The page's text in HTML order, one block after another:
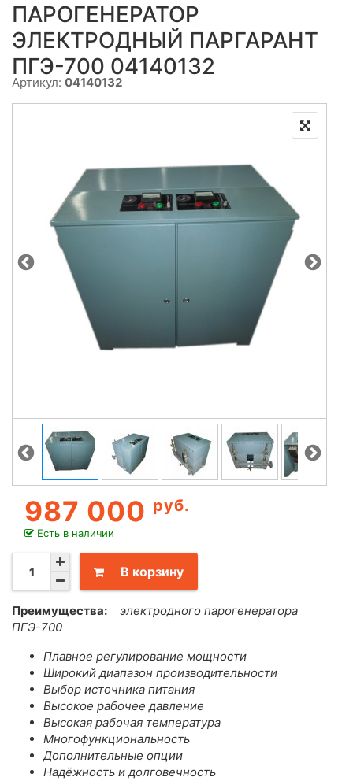
ПАРОГЕНЕРАТОР
ЭЛЕКТРОДНЫЙ ПАРГАРАНТ
ПГЭ-700 04140132
Артикул: 04140132
987 000 руб.
Есть в наличии
В корзину
Преимущества:
электродного парогенератора
ПГЭ-700
Плавное регулирование мощности
Широкий диапазон производительности
Выбор источника питания
Высокое рабочее давление
Высокая рабочая температура
Многофункциональность
Дополнительные опции
Надёжность и долговечность